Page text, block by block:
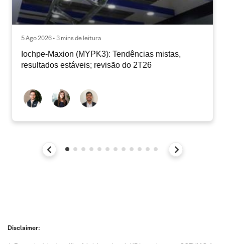
5 Ago 2026 • 3 mins de leitura
Iochpe-Maxion (MYPK3): Tendências mistas,
resultados estáveis; revisão do 2T26
Disclaimer: